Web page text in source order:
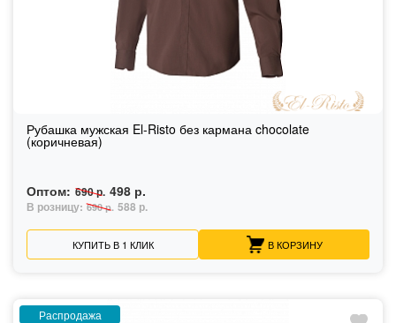
Рубашка мужская El-Risto без кармана chocolate
(коричневая)
Оптом: 690 р. 498 р.
В розницу: 690 р. 588 р.
КУПИТЬ В 1 КЛИК В КОРЗИНУ
Распродажа